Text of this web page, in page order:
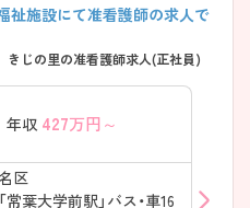
祉施設にて准看護師の求人で
じの里の准看護師求人(正社員)
年収 427万円～
区
葉大学前駅」バス・車16